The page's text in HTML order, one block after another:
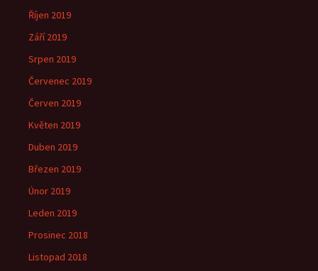
Říjen 2019
Září 2019
Srpen 2019
Červenec 2019
Červen 2019
Květen 2019
Duben 2019
Březen 2019
Únor 2019
Leden 2019
Prosinec 2018
Listopad 2018